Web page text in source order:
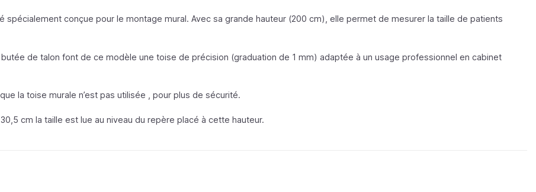
conçue pour le montage mural. Avec sa grande hauteur (200 cm), elle permet de mesurer la taille de patients
de talon font de ce modèle une toise de précision (graduation de 1 mm) adaptée à un usage professionnel en cabinet
la toise murale n’est pas utilisée , pour plus de sécurité.
cm la taille est lue au niveau du repère placé à cette hauteur.